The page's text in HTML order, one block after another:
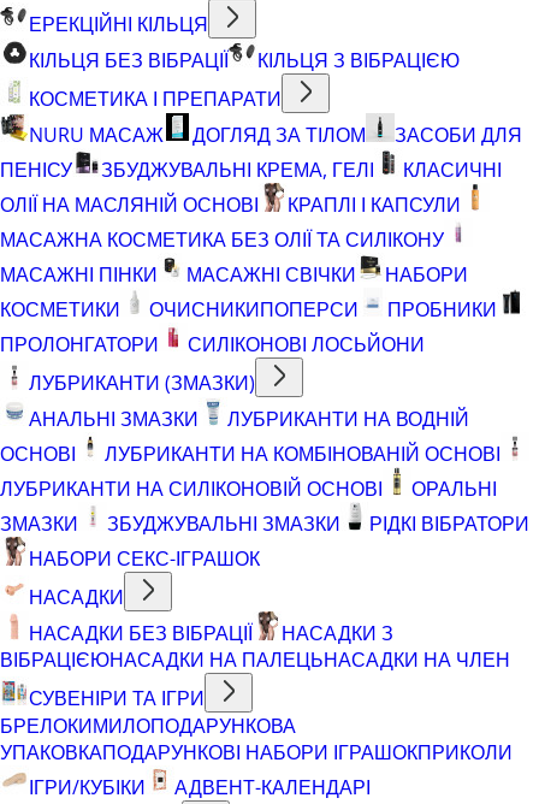
ЕРЕКЦІЙНІ КІЛЬЦЯ
КІЛЬЦЯ БЕЗ ВІБРАЦІЇ
КІЛЬЦЯ З ВІБРАЦІЄЮ
КОСМЕТИКА І ПРЕПАРАТИ
NURU МАСАЖ
ДОГЛЯД ЗА ТІЛОМ
ЗАСОБИ ДЛЯ
ПЕНІСУ
ЗБУДЖУВАЛЬНІ КРЕМА, ГЕЛІ
КЛАСИЧНІ
ОЛІЇ НА МАСЛЯНІЙ ОСНОВІ
КРАПЛІ І КАПСУЛИ
МАСАЖНА КОСМЕТИКА БЕЗ ОЛІЇ ТА СИЛІКОНУ
МАСАЖНІ ПІНКИ
МАСАЖНІ СВІЧКИ
НАБОРИ
КОСМЕТИКИ
ОЧИСНИКИПОПЕРСИ
ПРОБНИКИ
ПРОЛОНГАТОРИ
СИЛІКОНОВІ ЛОСЬЙОНИ
ЛУБРИКАНТИ (ЗМАЗКИ)
АНАЛЬНІ ЗМАЗКИ
ЛУБРИКАНТИ НА ВОДНІЙ
ОСНОВІ
ЛУБРИКАНТИ НА КОМБІНОВАНІЙ ОСНОВІ
ЛУБРИКАНТИ НА СИЛІКОНОВІЙ ОСНОВІ
ОРАЛЬНІ
ЗМАЗКИ
ЗБУДЖУВАЛЬНІ ЗМАЗКИ
РІДКІ ВІБРАТОРИ
НАБОРИ СЕКС-ІГРАШОК
НАСАДКИ
НАСАДКИ БЕЗ ВІБРАЦІЇ
НАСАДКИ З
ВІБРАЦІЄЮНАСАДКИ НА ПАЛЕЦЬНАСАДКИ НА ЧЛЕН
СУВЕНІРИ ТА ІГРИ
БРЕЛОКИМИЛОПОДАРУНКОВА
УПАКОВКАПОДАРУНКОВІ НАБОРИ ІГРАШОКПРИКОЛИ
ІГРИ/КУБІКИ
АДВЕНТ-КАЛЕНДАРІ